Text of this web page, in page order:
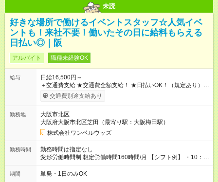
未読
好きな場所で働けるイベントスタッフ☆人気イベ
ントも！来社不要！働いたその日に給料もらえる
日払い◎｜阪
アルバイト 職種未経験OK
給与
日給16,500円～
＋交通費支給 ★交通費全額支給！ ★日払いOK！（規定あり） ┗
働いたその日に現金GET♪ お仕事後はコンビニATMから 日払
交通費別途支給あり
勤務地
大阪市北区
大阪府大阪市北区芝田（最寄り駅：大阪梅田駅）
株式会社ワンベルウッズ
勤務時間
勤務時間は指定なし
変形労働時間制 想定労働時間160時間/月 【シフト例】 ・10：
00～20：00
期間 単発・1日のみOK